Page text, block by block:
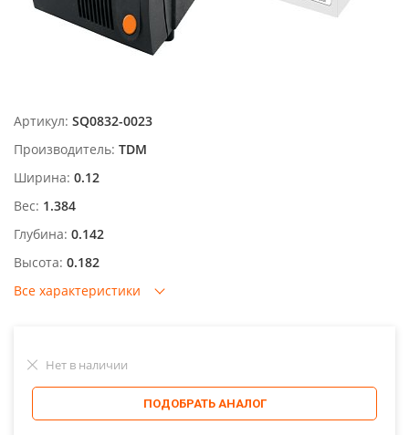
Артикул: SQ0832-0023
Производитель: TDM
Ширина: 0.12
Вес: 1.384
Глубина: 0.142
Высота: 0.182
Все характеристики
Нет в наличии
ПОДОБРАТЬ АНАЛОГ